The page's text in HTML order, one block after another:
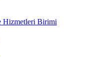
Hizmetleri Birimi